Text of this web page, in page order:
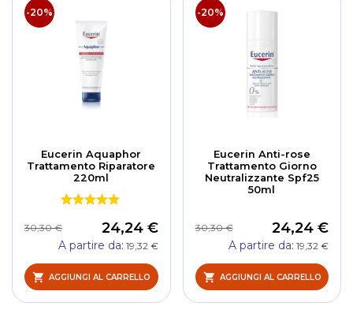
-20%
Eucerin Aquaphor
Trattamento Riparatore
220ml
24,24 €
30,30 €
A partire da 19,32 €
AGGIUNGI AL CARRELLO
-20%
Eucerin Anti-rose
Trattamento Giorno
Neutralizzante Spf25
50ml
24,24 €
30,30 €
A partire da 19,32 €
AGGIUNGI AL CARRELLO